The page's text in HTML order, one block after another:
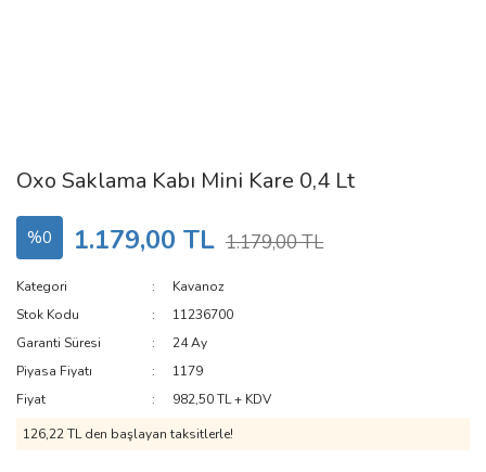
Oxo Saklama Kabı Mini Kare 0,4 Lt
%0 1.179,00 TL 1.179,00 TL
Kategori
Kavanoz
Stok Kodu
11236700
Garanti Süresi
24 Ay
Piyasa Fiyatı
1179
Fiyat
982,50 TL + KDV
126,22 TL den başlayan taksitlerle!